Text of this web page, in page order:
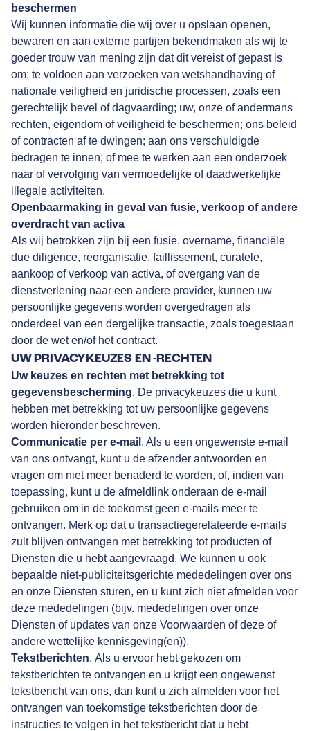
beschermen
Wij kunnen informatie die wij over u opslaan openen,
bewaren en aan externe partijen bekendmaken als wij te
goeder trouw van mening zijn dat dit vereist of gepast is
om: te voldoen aan verzoeken van wetshandhaving of
nationale veiligheid en juridische processen, zoals een
gerechtelijk bevel of dagvaarding; uw, onze of andermans
rechten, eigendom of veiligheid te beschermen; ons beleid
of contracten af te dwingen; aan ons verschuldigde
bedragen te innen; of mee te werken aan een onderzoek
naar of vervolging van vermoedelijke of daadwerkelijke
illegale activiteiten.
Openbaarmaking in geval van fusie, verkoop of andere
overdracht van activa
Als wij betrokken zijn bij een fusie, overname, financiële
due diligence, reorganisatie, faillissement, curatele,
aankoop of verkoop van activa, of overgang van de
dienstverlening naar een andere provider, kunnen uw
persoonlijke gegevens worden overgedragen als
onderdeel van een dergelijke transactie, zoals toegestaan
door de wet en/of het contract.
UW PRIVACYKEUZES EN -RECHTEN
Uw keuzes en rechten met betrekking tot
gegevensbescherming. De privacykeuzes die u kunt
hebben met betrekking tot uw persoonlijke gegevens
worden hieronder beschreven.
Communicatie per e-mail . Als u een ongewenste e-mail
van ons ontvangt, kunt u de afzender antwoorden en
vragen om niet meer benaderd te worden, of, indien van
toepassing, kunt u de afmeldlink onderaan de e-mail
gebruiken om in de toekomst geen e-mails meer te
ontvangen. Merk op dat u transactiegerelateerde e-mails
zult blijven ontvangen met betrekking tot producten of
Diensten die u hebt aangevraagd. We kunnen u ook
bepaalde niet-publiciteitsgerichte mededelingen over ons
en onze Diensten sturen, en u kunt zich niet afmelden voor
deze mededelingen (bijv. mededelingen over onze
Diensten of updates van onze Voorwaarden of deze of
andere wettelijke kennisgeving(en)).
Tekstberichten. Als u ervoor hebt gekozen om
tekstberichten te ontvangen en u krijgt een ongewenst
tekstbericht van ons, dan kunt u zich afmelden voor het
ontvangen van toekomstige tekstberichten door de
instructies te volgen in het tekstbericht dat u hebt